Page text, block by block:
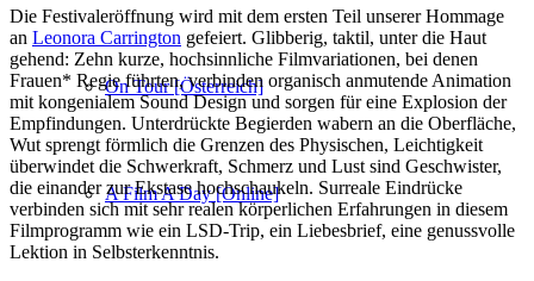
On Tour [Österreich]
A Film A Day [Online]
Die Festivaleröffnung wird mit dem ersten Teil unserer Hommage
an Leonora Carrington gefeiert. Glibberig, taktil, unter die Haut
gehend: Zehn kurze, hochsinnliche Filmvariationen, bei denen
Frauen* Regie führten, verbinden organisch anmutende Animation
mit kongenialem Sound Design und sorgen für eine Explosion der
Empfindungen. Unterdrückte Begierden wabern an die Oberfläche,
Wut sprengt förmlich die Grenzen des Physischen, Leichtigkeit
überwindet die Schwerkraft, Schmerz und Lust sind Geschwister,
die einander zur Ekstase hochschaukeln. Surreale Eindrücke
verbinden sich mit sehr realen körperlichen Erfahrungen in diesem
Filmprogramm wie ein LSD-Trip, ein Liebesbrief, eine genussvolle
Lektion in Selbsterkenntnis.